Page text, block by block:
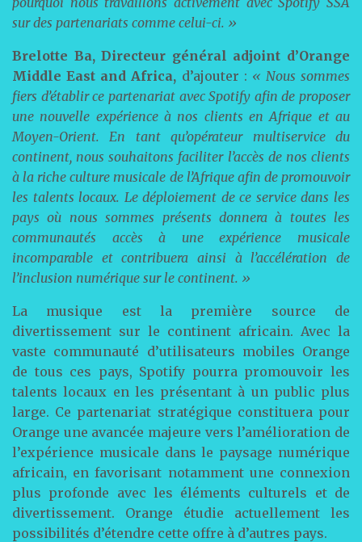
sur des partenariats comme celui-ci. »
Brelotte Ba, Directeur général adjoint d’Orange
Middle East and Africa, d’ajouter : « Nous sommes
fiers d’établir ce partenariat avec Spotify afin de proposer
une nouvelle expérience à nos clients en Afrique et au
Moyen-Orient. En tant qu’opérateur multiservice du
continent, nous souhaitons faciliter l’accès de nos clients
à la riche culture musicale de l’Afrique afin de promouvoir
les talents locaux. Le déploiement de ce service dans les
pays où nous sommes présents donnera à toutes les
communautés accès à une expérience musicale
incomparable et contribuera ainsi à l’accélération de
l’inclusion numérique sur le continent. »
La musique est la première source de
divertissement sur le continent africain. Avec la
vaste communauté d’utilisateurs mobiles Orange
de tous ces pays, Spotify pourra promouvoir les
talents locaux en les présentant à un public plus
large. Ce partenariat stratégique constituera pour
Orange une avancée majeure vers l’amélioration de
l’expérience musicale dans le paysage numérique
africain, en favorisant notamment une connexion
plus profonde avec les éléments culturels et de
divertissement. Orange étudie actuellement les
possibilités d’étendre cette offre à d’autres pays.